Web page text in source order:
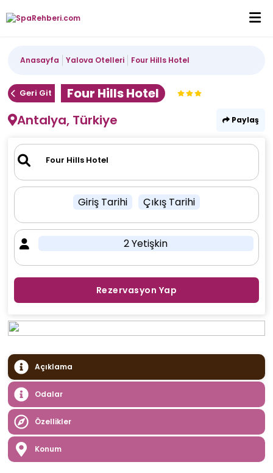
Anasayfa Yalova Otelleri Four Hills Hotel
Geri Git
Four Hills Hotel
Antalya, Türkiye
Paylaş
Giriş Tarihi Çıkış Tarihi
2 Yetişkin
Rezervasyon Yap
Açıklama
Odalar
Özellikler
Konum